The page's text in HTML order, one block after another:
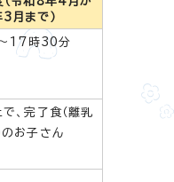
月まで）
17時30分
、完了食（離乳
のお子さん